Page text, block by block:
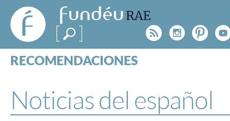
FundéuRAE
- Fundación
del Español
Urgente
Rss
RECOMENDACIONES
ESPECIALES
BLOG
Noticias del español